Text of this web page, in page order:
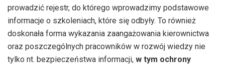
prowadzić rejestr, do którego wprowadzimy podstawowe
informacje o szkoleniach, które się odbyły. To również
doskonała forma wykazania zaangażowania kierownictwa
oraz poszczególnych pracowników w rozwój wiedzy nie
tylko nt. bezpieczeństwa informacji, w tym ochrony